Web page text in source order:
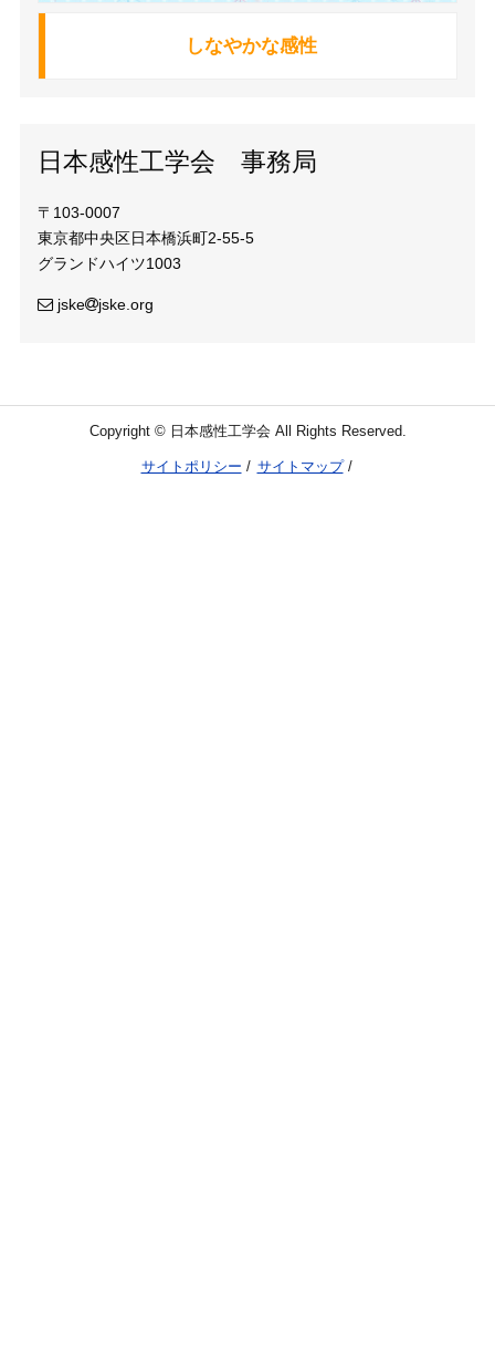
しなやかな感性
日本感性工学会 事務局
〒103-0007
東京都中央区日本橋浜町2-55-5
グランドハイツ1003
jske jske.org
Copyright © 日本感性工学会 All Rights Reserved.
サイトポリシー サイトマップ